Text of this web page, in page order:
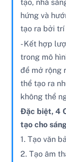
tạo, nhà
hứng và
tạo ra bởi trí
- Kết hợp
trong mô
để mở rộng
thể tạo ra
không thể
Đặc biệt, 4
tạo cho
1. Tạo văn
2. Tạo âm